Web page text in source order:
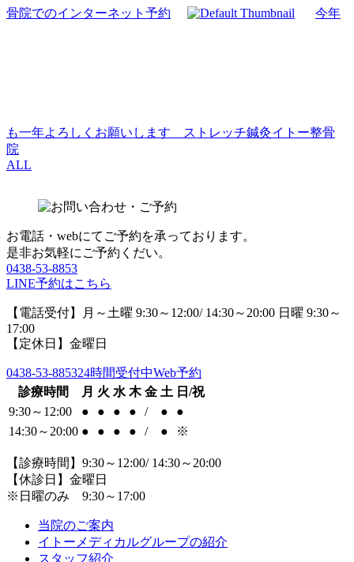
骨院でのインターネット予約 今年
も一年よろしくお願いします ストレッチ鍼灸イトー整骨
院
ALL
お電話・webにてご予約を承っております。
是非お気軽にご予約くだい。
0438-53-8853
LINE予約はこちら
【電話受付】月～土曜 9:30～12:00/ 14:30～20:00 日曜 9:30～
17:00
【定休日】金曜日
0438-53-885324時間受付中Web予約
診療時間
月 火 水 木 金 土 日/祝
9:30～12:00
● ● ● ● / ●
●
14:30～20:00 ● ● ● ● / ● ※
【診療時間】9:30～12:00/ 14:30～20:00
【休診日】金曜日
※日曜のみ 9:30～17:00
当院のご案内
イトーメディカルグループの紹介
スタッフ紹介